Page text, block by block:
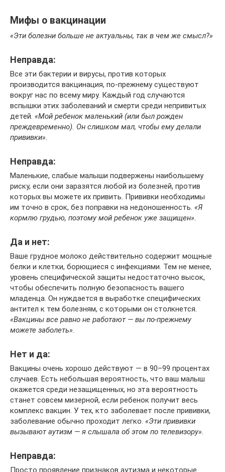
Мифы о вакцинации
«Эти болезни больше не актуальны, так в чем же смысл?»
Неправда:
Все эти бактерии и вирусы, против которых
производится вакцинация, по-прежнему существуют
вокруг нас по всему миру. Каждый год случаются
вспышки этих заболеваний и смерти среди непривитых
детей. «Мой ребенок маленький (или был рожден
преждевременно). Он слишком мал, чтобы ему делали
прививки».
Неправда:
Маленькие, слабые малыши подвержены наибольшему
риску, если они заразятся любой из болезней, против
которых вы можете их привить. Прививки необходимы
им точно в срок, без поправки на недоношенность. «Я
кормлю грудью, поэтому мой ребенок уже защищен».
Да и нет:
Ваше грудное молоко действительно содержит мощные
белки и клетки, борющиеся с инфекциями. Тем не менее,
уровень специфической защиты недостаточно высок,
чтобы обеспечить полную безопасность вашего
младенца. Он нуждается в выработке специфических
антител к тем болезням, с которыми он столкнется.
«Вакцины все равно не работают — вы по-прежнему
можете заболеть».
Нет и да:
Вакцины очень хорошо действуют — в 90–99 процентах
случаев. Есть небольшая вероятность, что ваш малыш
окажется среди незащищенных, но эта вероятность
станет совсем мизерной, если ребенок получит весь
комплекс вакцин. У тех, кто заболевает после прививки,
заболевание обычно проходит легко. «Эти прививки
вызывают аутизм — я слышала об этом по телевизору».
Неправда:
Просто проявление признаков аутизма и некоторые